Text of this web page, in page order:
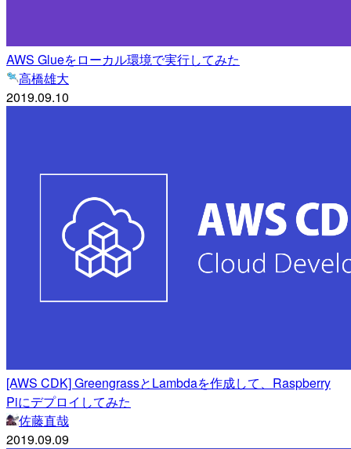
AWS Glueをローカル環境で実行してみた
高橋雄大
2019.09.10
[AWS CDK] GreengrassとLambdaを作成して、Raspberry
Piにデプロイしてみた
佐藤直哉
2019.09.09